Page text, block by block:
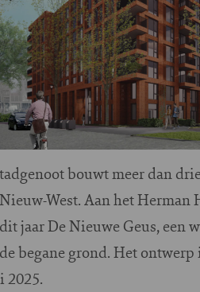
tadgenoot bouwt meer dan
Nieuw-West. Aan het
dit jaar De Nieuwe Geus, een
de begane grond. Het
2025.